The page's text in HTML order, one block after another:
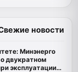
новости
Минэнерго
двукратном
эксплуатации